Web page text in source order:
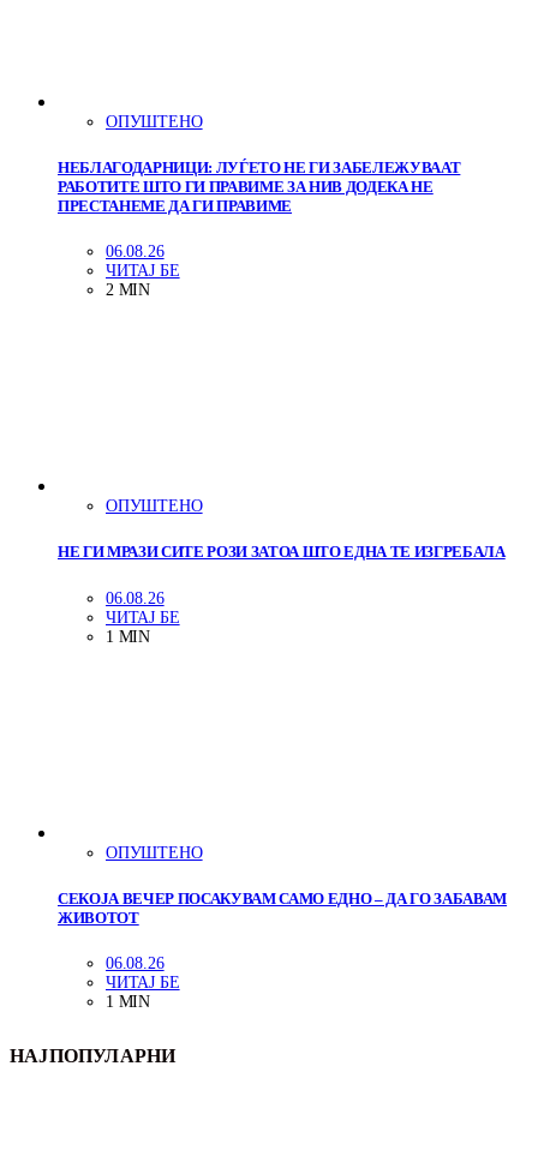
ОПУШТЕНО
НЕБЛАГОДАРНИЦИ: ЛУЃЕТО НЕ ГИ ЗАБЕЛЕЖУВААТ
РАБОТИТЕ ШТО ГИ ПРАВИМЕ ЗА НИВ ДОДЕКА НЕ
ПРЕСТАНЕМЕ ДА ГИ ПРАВИМЕ
06.08.26
ЧИТАЈ БЕ
2 MIN
ОПУШТЕНО
НЕ ГИ МРАЗИ СИТЕ РОЗИ ЗАТОА ШТО ЕДНА ТЕ ИЗГРЕБАЛА
06.08.26
ЧИТАЈ БЕ
1 MIN
ОПУШТЕНО
СЕКОЈА ВЕЧЕР ПОСАКУВАМ САМО ЕДНО – ДА ГО ЗАБАВАМ
ЖИВОТОТ
06.08.26
ЧИТАЈ БЕ
1 MIN
НАЈПОПУЛАРНИ